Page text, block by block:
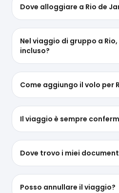
Dove alloggiare a Rio de
Nel viaggio di gruppo a
incluso?
Come aggiungo il volo per
Il viaggio è sempre
Dove trovo i miei
Posso annullare il viaggio?